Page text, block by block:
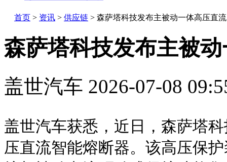
首页 > 资讯 > 供应链 > 森萨塔科技发布主被动一体高压直
森萨塔科技发布主被
盖世汽车 2026-07-08
盖世汽车获悉，近日，森萨塔
压直流智能熔断器。该高压保